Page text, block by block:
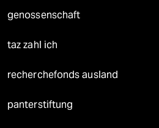
genossenschaft
taz zahl ich
recherchefonds ausland
panterstiftung